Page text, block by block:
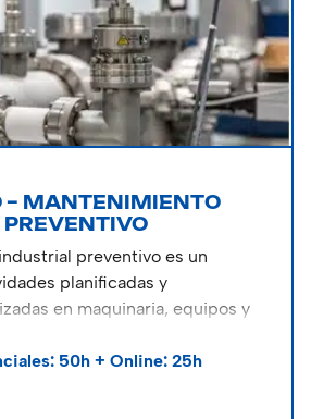
MANTENIMIENTO
preventivo es un
planificadas y
en maquinaria, equipos y
el desgaste normal que
50h + Online: 25h